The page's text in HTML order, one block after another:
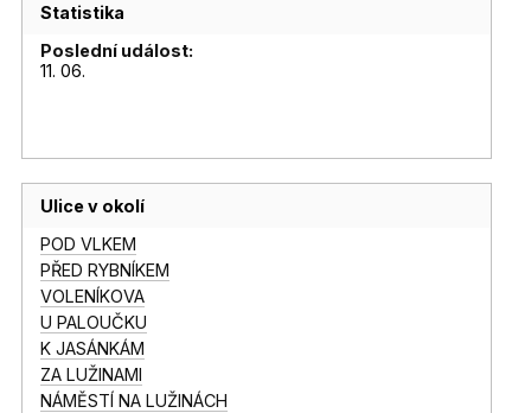
Statistika
Poslední událost:
11. 06.
Ulice v okolí
POD VLKEM
PŘED RYBNÍKEM
VOLENÍKOVA
U PALOUČKU
K JASÁNKÁM
ZA LUŽINAMI
NÁMĚSTÍ NA LUŽINÁCH